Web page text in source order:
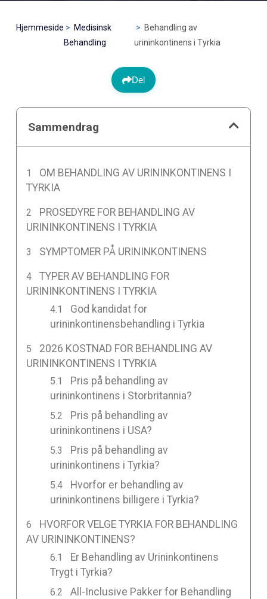
Hjemmeside
Medisinsk
Behandling
Behandling av
urininkontinens i Tyrkia
Del
Sammendrag
OM BEHANDLING AV URININKONTINENS I
TYRKIA
PROSEDYRE FOR BEHANDLING AV
URININKONTINENS I TYRKIA
SYMPTOMER PÅ URININKONTINENS
TYPER AV BEHANDLING FOR
URININKONTINENS I TYRKIA
God kandidat for
urininkontinensbehandling i Tyrkia
2026 KOSTNAD FOR BEHANDLING AV
URININKONTINENS I TYRKIA
Pris på behandling av
urininkontinens i Storbritannia?
Pris på behandling av
urininkontinens i USA?
Pris på behandling av
urininkontinens i Tyrkia?
Hvorfor er behandling av
urininkontinens billigere i Tyrkia?
HVORFOR VELGE TYRKIA FOR BEHANDLING
AV URININKONTINENS?
Er Behandling av Urininkontinens
Trygt i Tyrkia?
All-Inclusive Pakker for Behandling